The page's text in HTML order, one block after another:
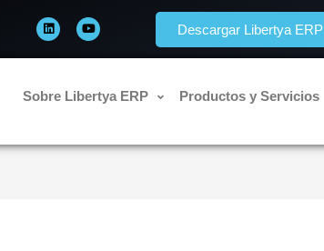
i
n
k
e
n
o
u
t
u
Descargar Libertya ERP
Sobre Libertya ERP Productos y Servicios